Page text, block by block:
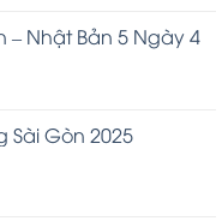
– Nhật Bản 5 Ngày 4
Sài Gòn 2025